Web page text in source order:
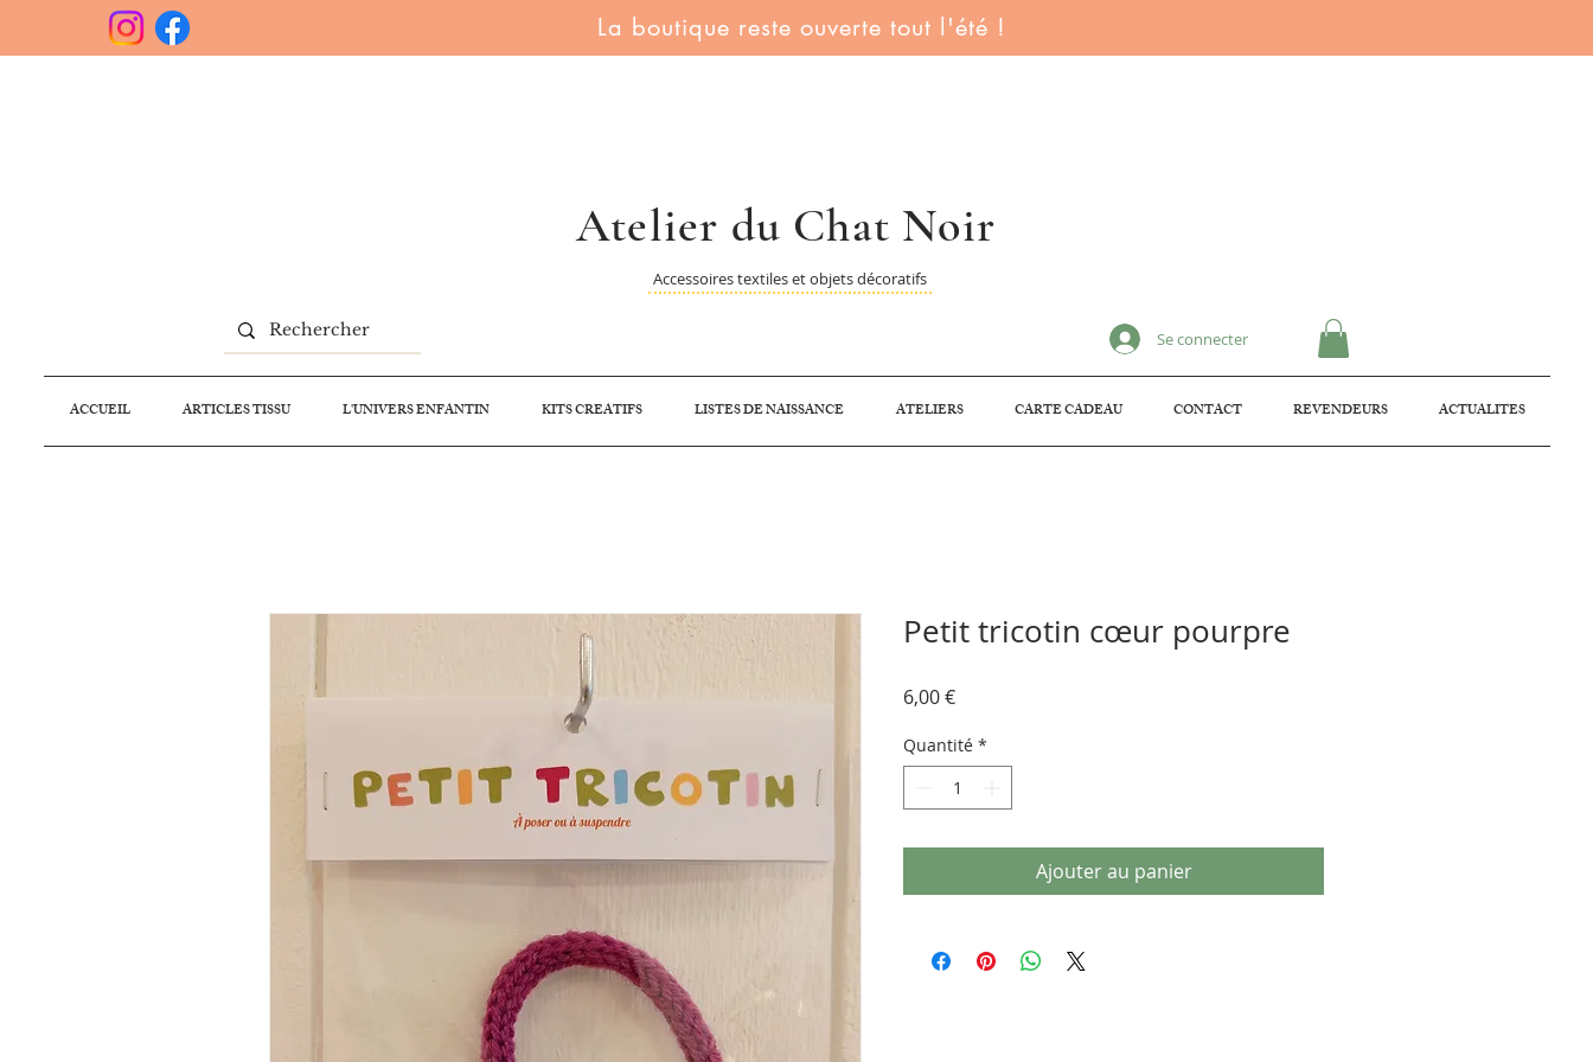
La boutique reste ouverte tout l'été !
Atelier du Chat Noir
Accessoires textiles et objets décoratifs
Se connecter
ACCUEIL ARTICLES TISSU L'UNIVERS ENFANTIN KITS CREATIFS LISTES DE NAISSANCE ATELIERS CARTE CADEAU CONTACT REVENDEURS ACTUALITES
Petit tricotin cœur pourpre
6,00 €Prix
Quantité *
Ajouter au panier